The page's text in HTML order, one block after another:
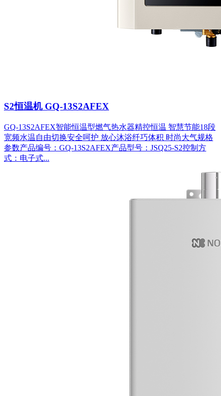
S2恒温机 GQ-13S2AFEX
GQ-13S2AFEX智能恒温型燃气热水器精控恒温 智慧节能18段
宽频水温自由切换安全呵护 放心沐浴纤巧体积 时尚大气规格
参数产品编号：GQ-13S2AFEX产品型号：JSQ25-S2控制方
式：电子式...